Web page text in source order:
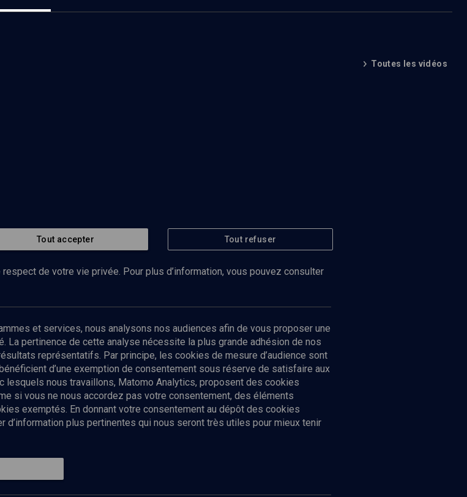
Toutes les vidéos
à notre newsletter
Envoyer
Politique de protection des données
personnelles
Tout accepter Tout refuser
de votre vie privée. Pour plus d’information, vous pouvez consulter
et services, nous analysons nos audiences afin de vous proposer une
La pertinence de cette analyse nécessite la plus grande adhésion de nos
représentatifs. Par principe, les cookies de mesure d’audience sont
d’une exemption de consentement sous réserve de satisfaire aux
lesquels nous travaillons, Matomo Analytics, proposent des cookies
si vous ne nous accordez pas votre consentement, des éléments
exemptés. En donnant votre consentement au dépôt des cookies
plus pertinentes qui nous seront très utiles pour mieux tenir